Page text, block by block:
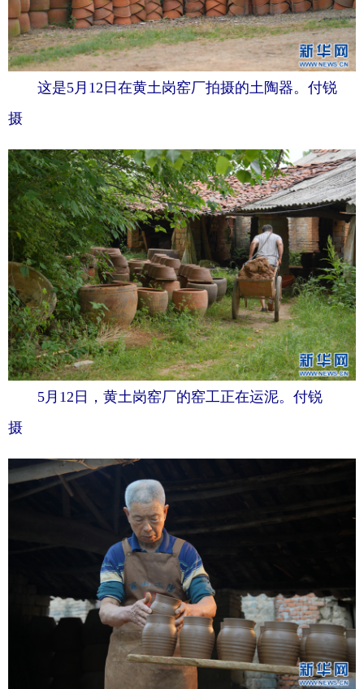
这是5月12日在黄土岗窑厂拍摄的土陶器。付锐
摄
5月12日，黄土岗窑厂的窑工正在运泥。付锐
摄